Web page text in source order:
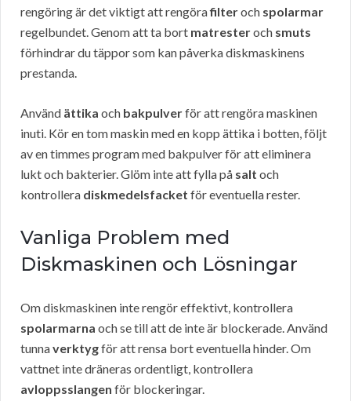
rengöring är det viktigt att rengörafilteroch spolarmar
regelbundet. Genom att ta bort matresteroch smuts
förhindrar du täppor som kan påverka diskmaskinens
prestanda.
Använd ättika och bakpulverför att rengöra maskinen
inuti. Kör en tom maskin med en kopp ättika i botten, följt
av en timmes program med bakpulver för att eliminera
lukt och bakterier. Glöm inte att fylla på salt och
kontrollera diskmedelsfacket för eventuella rester.
Vanliga Problem med
Diskmaskinen och Lösningar
Om diskmaskinen inte rengör effektivt, kontrollera
spolarmarna och se till att de inte är blockerade. Använd
tunnaverktygför att rensa bort eventuella hinder. Om
vattnet inte dräneras ordentligt, kontrollera
avloppsslangen för blockeringar.